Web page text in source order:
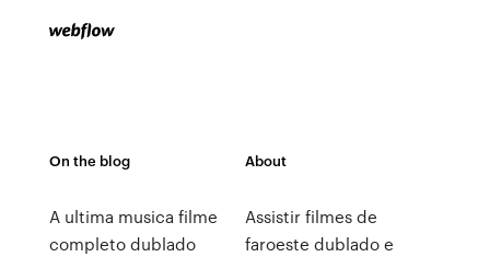
On the blog
A ultima musica filme
completo dublado
About
Assistir filmes de
faroeste dublado e